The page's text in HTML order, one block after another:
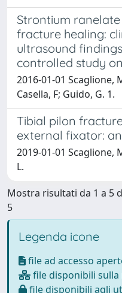
Strontium
fracture healing:
ultrasound
controlled study
2016-01-01 Scaglione,
Casella, F; Guido, G. 1.
Tibial pilon
external fixator:
2019-01-01 Scaglione,
L.
Mostra risultati da 1 a 5
5
Legenda icone
file ad accesso
file disponibili
file disponibili agli